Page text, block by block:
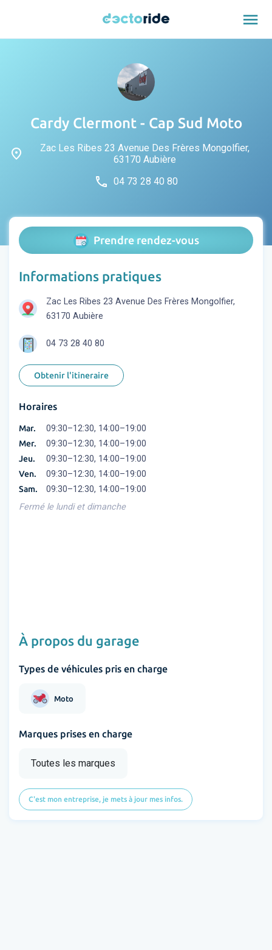
menu
Cardy Clermont - Cap Sud Moto
place
Zac Les Ribes 23 Avenue Des Frères Mongolfier,
63170 Aubière
phone 04 73 28 40 80
Prendre rendez-vous
Informations pratiques
Zac Les Ribes 23 Avenue Des Frères Mongolfier,
63170 Aubière
04 73 28 40 80
Obtenir l'itineraire
Horaires
Mar. 09:30–12:30, 14:00–19:00
Mer. 09:30–12:30, 14:00–19:00
Jeu. 09:30–12:30, 14:00–19:00
Ven. 09:30–12:30, 14:00–19:00
Sam.
09:30–12:30, 14:00–19:00
Fermé le lundi et dimanche
À propos du garage
Types de véhicules pris en charge
Moto
Marques prises en charge
Toutes les marques
C'est mon entreprise, je mets à jour mes infos.